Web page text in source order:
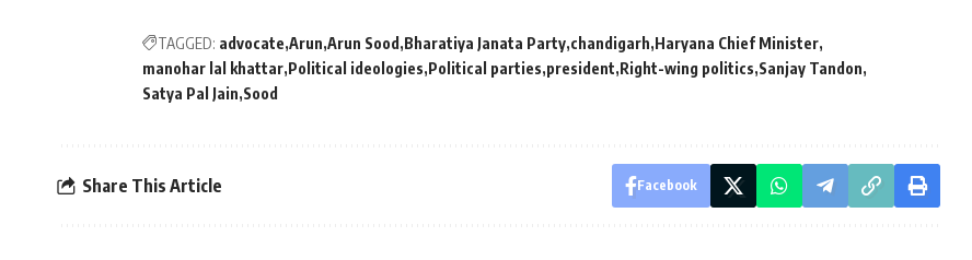
TAGGED: advocate Arun Arun Sood Bharatiya Janata Party chandigarh Haryana Chief Minister
manohar lal khattar Political ideologies Political parties president Right-wing politics Sanjay Tandon
Satya Pal Jain Sood
Share This Article Facebook